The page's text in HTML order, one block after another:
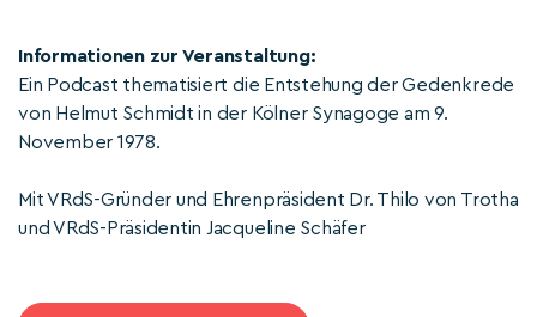
Informationen zur Veranstaltung:
Ein Podcast thematisiert die Entstehung der Gedenkrede
von Helmut Schmidt in der Kölner Synagoge am 9.
November 1978.
Mit VRdS-Gründer und Ehrenpräsident Dr. Thilo von Trotha
und VRdS-Präsidentin Jacqueline Schäfer